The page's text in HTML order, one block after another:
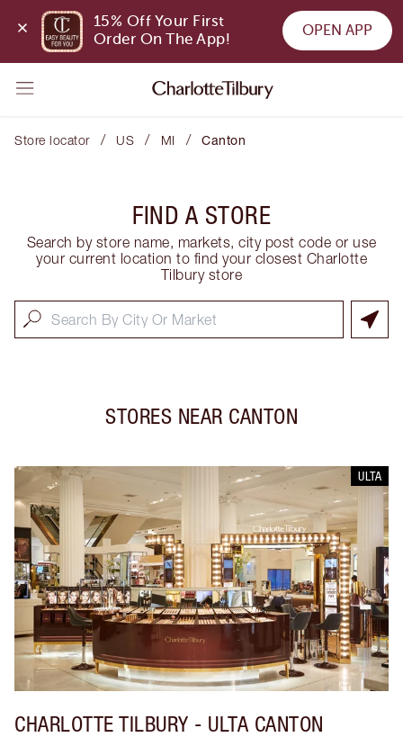
15% Off Your First
Order On The App!
OPEN APP
Store locator / US / MI / Canton
FIND A STORE
Search by store name, markets, city post code or use
your current location to find your closest Charlotte
Tilbury store
STORES NEAR CANTON
ULTA
CHARLOTTE TILBURY - ULTA CANTON